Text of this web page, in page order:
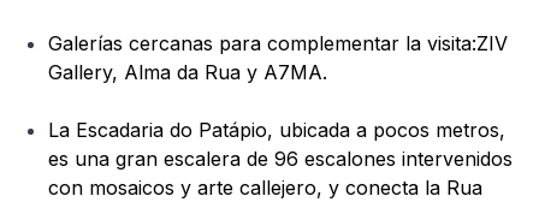
Galerías cercanas para complementar la visita:ZIV
Gallery, Alma da Rua y A7MA.
La Escadaria do Patápio, ubicada a pocos metros,
es una gran escalera de 96 escalones intervenidos
con mosaicos y arte callejero, y conecta la Rua